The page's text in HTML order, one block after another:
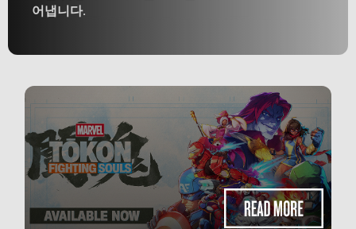
어냅니다.